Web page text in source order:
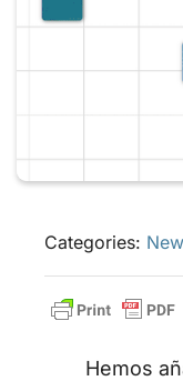
Categories:
Hemos